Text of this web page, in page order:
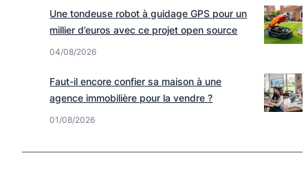
Une tondeuse robot à guidage GPS pour un
millier d’euros avec ce projet open source
04/08/2026
Faut-il encore confier sa maison à une
agence immobilière pour la vendre ?
01/08/2026